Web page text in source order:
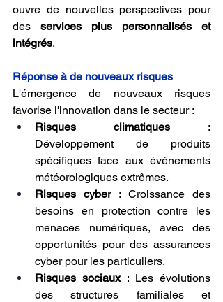
ouvre de nouvelles perspectives pour
des services plus personnalisés et
intégrés.
Réponse à de nouveaux risques
L'émergence de nouveaux risques
favorise l'innovation dans le secteur :
Risques climatiques :
Développement de produits
spécifiques face aux événements
météorologiques extrêmes.
Risques cyber : Croissance des
besoins en protection contre les
menaces numériques, avec des
opportunités pour des assurances
cyber pour les particuliers.
Risques sociaux : Les évolutions
des structures familiales et